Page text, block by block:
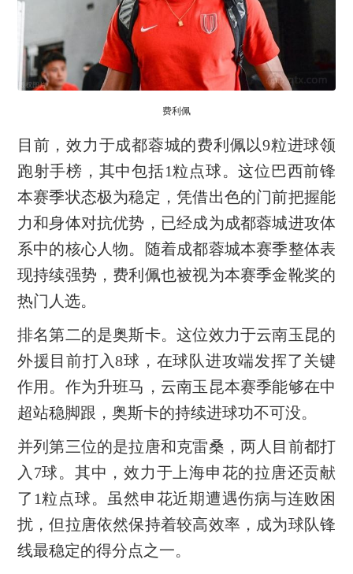
费利佩
目前，效力于成都蓉城的费利佩以9粒进球领
跑射手榜，其中包括1粒点球。这位巴西前锋
本赛季状态极为稳定，凭借出色的门前把握能
力和身体对抗优势，已经成为成都蓉城进攻体
系中的核心人物。随着成都蓉城本赛季整体表
现持续强势，费利佩也被视为本赛季金靴奖的
热门人选。
排名第二的是奥斯卡。这位效力于云南玉昆的
外援目前打入8球，在球队进攻端发挥了关键
作用。作为升班马，云南玉昆本赛季能够在中
超站稳脚跟，奥斯卡的持续进球功不可没。
并列第三位的是拉唐和克雷桑，两人目前都打
入7球。其中，效力于上海申花的拉唐还贡献
了1粒点球。虽然申花近期遭遇伤病与连败困
扰，但拉唐依然保持着较高效率，成为球队锋
线最稳定的得分点之一。